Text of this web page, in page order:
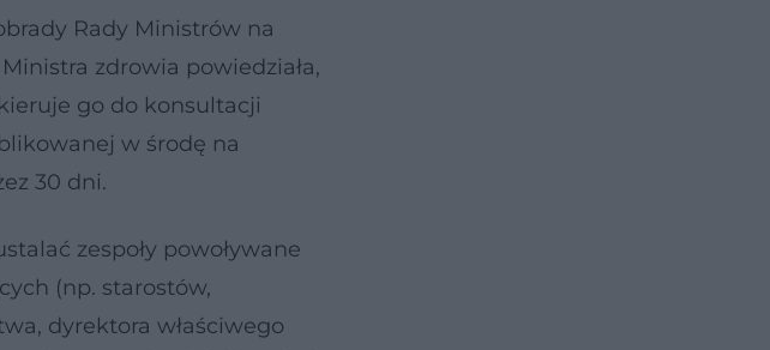
Rady Ministrów na
zdrowia powiedziała,
go do konsultacji
w środę na
30 dni.
zespoły powoływane
(np. starostów,
dyrektora właściwego